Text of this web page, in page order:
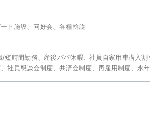
ト施設、同好会、各種斡旋
短時間勤務、産後パパ休暇、社員自家用車購入
社員懇談会制度、共済会制度、再雇用制度、永